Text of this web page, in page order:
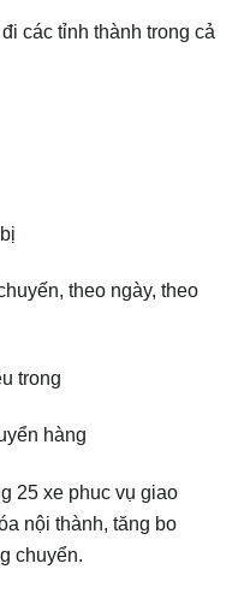
các tỉnh thành trong cả
theo ngày, theo
trong
hàng
25 xe phuc vụ giao
nội thành, tăng bo
chuyển.